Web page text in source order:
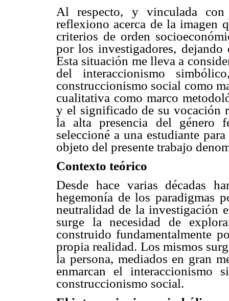
Al respecto, y vinculada con
reflexiono acerca de la imagen
criterios de orden
por los investigadores,
Esta situación me lleva a
del interaccionismo
construccionismo social como
cualitativa como marco
y el significado de su vocación
la alta presencia del género
seleccioné a una estudiante
objeto del presente trabajo
Contexto teórico
Desde hace varias décadas
hegemonía de los paradigmas
neutralidad de la investigación
surge la necesidad de
construido fundamentalmente
propia realidad. Los mismos
la persona, mediados en gran
enmarcan el interaccionismo
construccionismo social.